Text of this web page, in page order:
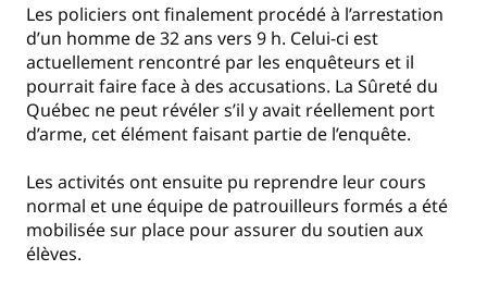
Les policiers ont finalement procédé à l’arrestation
d’un homme de 32 ans vers 9 h. Celui-ci est
actuellement rencontré par les enquêteurs et il
pourrait faire face à des accusations. La Sûreté du
Québec ne peut révéler s’il y avait réellement port
d’arme, cet élément faisant partie de l’enquête.
Les activités ont ensuite pu reprendre leur cours
normal et une équipe de patrouilleurs formés a été
mobilisée sur place pour assurer du soutien aux
élèves.